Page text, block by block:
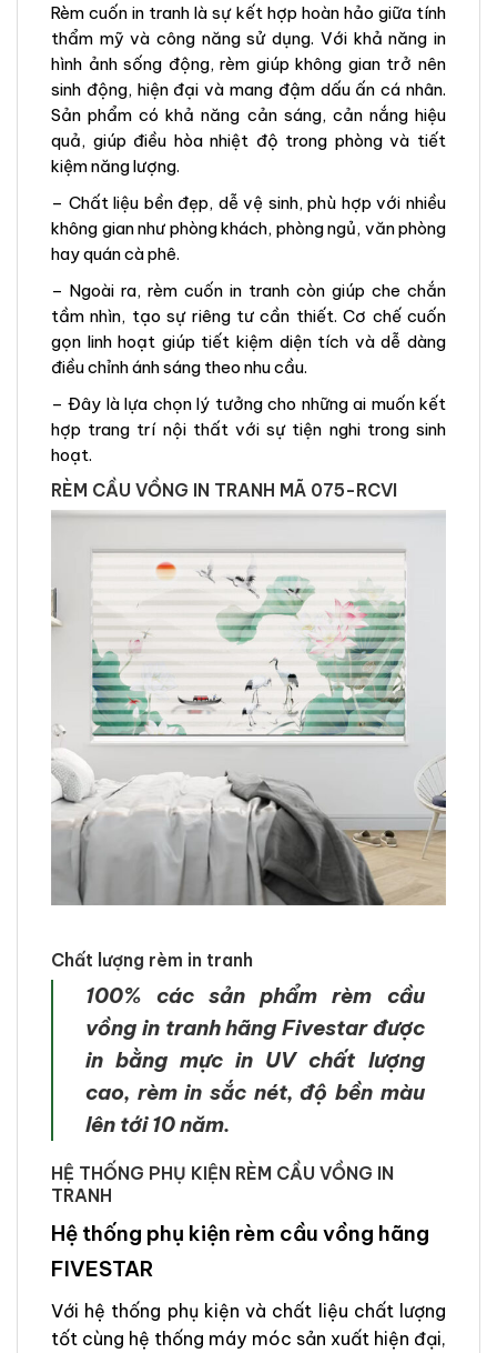
Rèm cuốn in tranh là sự kết hợp hoàn hảo giữa tính
thẩm mỹ và công năng sử dụng. Với khả năng in
hình ảnh sống động, rèm giúp không gian trở nên
sinh động, hiện đại và mang đậm dấu ấn cá nhân.
Sản phẩm có khả năng cản sáng, cản nắng hiệu
quả, giúp điều hòa nhiệt độ trong phòng và tiết
kiệm năng lượng.
– Chất liệu bền đẹp, dễ vệ sinh, phù hợp với nhiều
không gian như phòng khách, phòng ngủ, văn phòng
hay quán cà phê.
– Ngoài ra, rèm cuốn in tranh còn giúp che chắn
tầm nhìn, tạo sự riêng tư cần thiết. Cơ chế cuốn
gọn linh hoạt giúp tiết kiệm diện tích và dễ dàng
điều chỉnh ánh sáng theo nhu cầu.
– Đây là lựa chọn lý tưởng cho những ai muốn kết
hợp trang trí nội thất với sự tiện nghi trong sinh
hoạt.
RÈM CẦU VỒNG IN TRANH MÃ 075-RCVI
Chất lượng rèm in tranh
100% các sản phẩm rèm cầu
vồng in tranh hãng Fivestar được
in bằng mực in UV chất lượng
cao, rèm in sắc nét, độ bền màu
lên tới 10 năm.
HỆ THỐNG PHỤ KIỆN RÈM CẦU VỒNG IN
TRANH
Hệ thống phụ kiện rèm cầu vồng hãng
FIVESTAR
Với hệ thống phụ kiện và chất liệu chất lượng
tốt cùng hệ thống máy móc sản xuất hiện đại,